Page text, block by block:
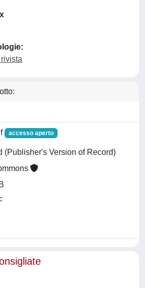
accesso aperto
(Publisher's Version of Record)